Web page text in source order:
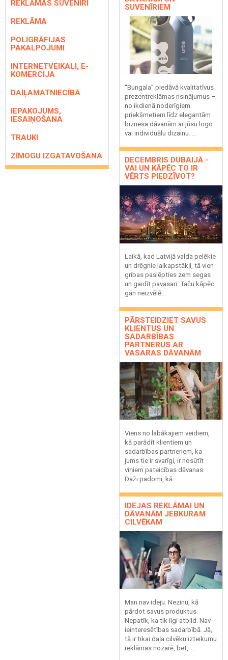
REKLĀMAS SUVENĪRI
REKLĀMA
POLIGRĀFIJAS
PAKALPOJUMI
INTERNETVEIKALI, E-
KOMERCIJA
DAIĻAMATNIECĪBA
IEPAKOJUMS,
IESAIŅOŠANA
TRAUKI
ZĪMOGU IZGATAVOŠANA
SUVENĪRIEM
“Bungala” piedāvā kvalitatīvus
prezentreklāmas risinājumus –
no ikdienā noderīgiem
priekšmetiem līdz elegantām
biznesa dāvanām ar jūsu logo
vai individuālu dizainu. ...
DECEMBRIS DUBAIJĀ -
VAI UN KĀPĒC TO IR
VĒRTS PIEDZĪVOT?
Laikā, kad Latvijā valda pelēkie
un drēgnie laikapstākļi, tā vien
gribas paslēpties zem segas
un gaidīt pavasari. Taču kāpēc
gan neizvēlē...
PĀRSTEIDZIET SAVUS
KLIENTUS UN
SADARBĪBAS
PARTNERUS AR
VASARAS DĀVANĀM
Viens no labākajiem veidiem,
kā parādīt klientiem un
sadarbības partneriem, ka
jums tie ir svarīgi, ir nosūtīt
viņiem pateicības dāvanas.
Daži padomi, kā ...
IDEJAS REKLĀMAI UN
DĀVANĀM JEBKURAM
CILVĒKAM
Man nav ideju. Nezinu, kā
pārdot savus produktus.
Nepatīk, ka tik ilgi atbild. Nav
ieinteresētības sadarbībā. Jā,
tā ir tikai daļa cilvēku izteikumu
reklāmas nozarē, bet, ...